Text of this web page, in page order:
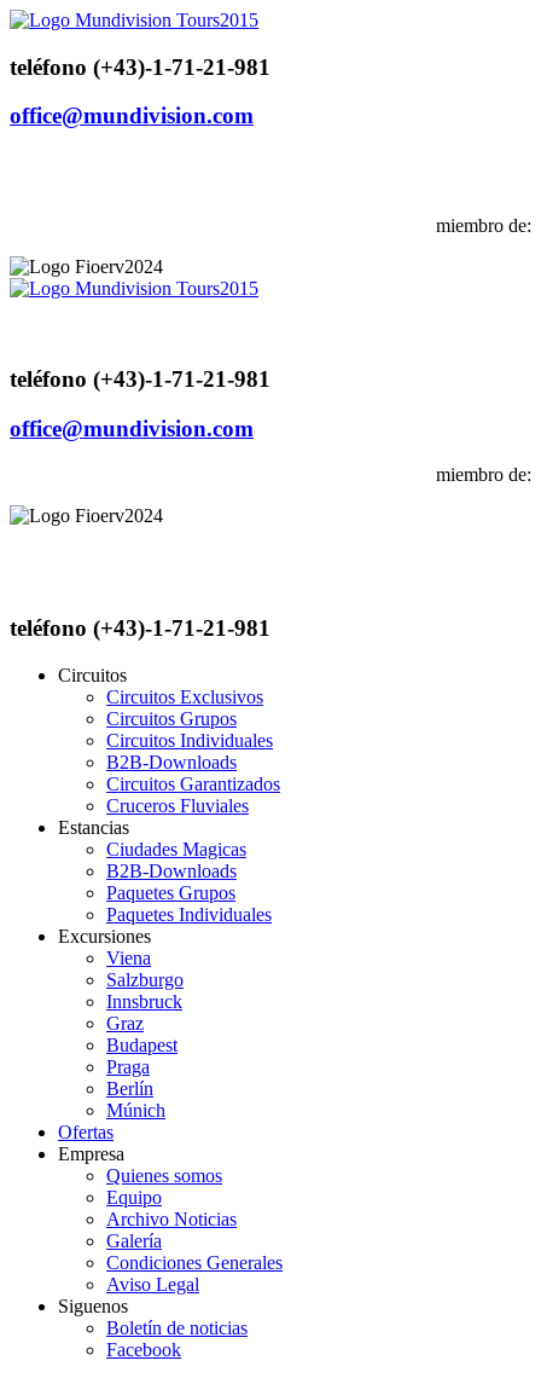
teléfono (+43)-1-71-21-981
office@mundivision.com
miembro de:
teléfono (+43)-1-71-21-981
office@mundivision.com
miembro de:
teléfono (+43)-1-71-21-981
Circuitos
Circuitos Exclusivos
Circuitos Grupos
Circuitos Individuales
B2B-Downloads
Circuitos Garantizados
Cruceros Fluviales
Estancias
Ciudades Magicas
B2B-Downloads
Paquetes Grupos
Paquetes Individuales
Excursiones
Viena
Salzburgo
Innsbruck
Graz
Budapest
Praga
Berlín
Múnich
Ofertas
Empresa
Quienes somos
Equipo
Archivo Noticias
Galería
Condiciones Generales
Aviso Legal
Siguenos
Boletín de noticias
Facebook